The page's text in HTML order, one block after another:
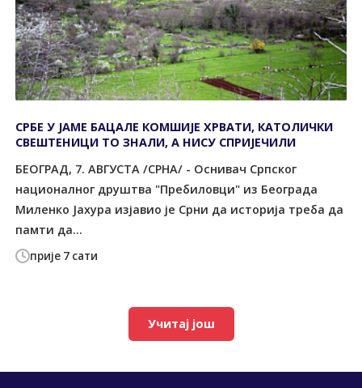
прије 7 сати
СРБЕ У ЈАМЕ БАЦАЛЕ КОМШИЈЕ ХРВАТИ, КАТОЛИЧКИ
СВЕШТЕНИЦИ ТО ЗНАЛИ, А НИСУ СПРИЈЕЧИЛИ
БЕОГРАД, 7. АВГУСТА /СРНА/ - Оснивач Српског
националног друштва "Пребиловци" из Београда
Миленко Јахура изјавио је Срни да историја треба да
памти да...
Учитај још